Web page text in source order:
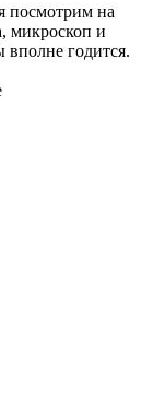
посмотрим на
микроскоп и
годится.